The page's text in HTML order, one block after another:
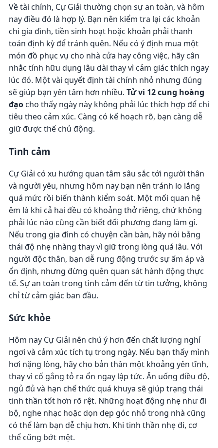
Về tài chính, Cự Giải thường chọn sự an toàn, và hôm
nay điều đó là hợp lý. Bạn nên kiểm tra lại các khoản
chi gia đình, tiền sinh hoạt hoặc khoản phải thanh
toán định kỳ để tránh quên. Nếu có ý định mua một
món đồ phục vụ cho nhà cửa hay công việc, hãy cân
nhắc tính hữu dụng lâu dài thay vì cảm giác thích ngay
lúc đó. Một vài quyết định tài chính nhỏ nhưng đúng
sẽ giúp bạn yên tâm hơn nhiều. Tử vi 12 cung hoàng
đạocho thấy ngày này không phải lúc thích hợp để chi
tiêu theo cảm xúc. Càng có kế hoạch rõ, bạn càng dễ
giữ được thế chủ động.
Tình cảm
Cự Giải có xu hướng quan tâm sâu sắc tới người thân
và người yêu, nhưng hôm nay bạn nên tránh lo lắng
quá mức rồi biến thành kiểm soát. Một mối quan hệ
êm là khi cả hai đều có khoảng thở riêng, chứ không
phải lúc nào cũng cần biết đối phương đang làm gì.
Nếu trong gia đình có chuyện cần bàn, hãy nói bằng
thái độ nhẹ nhàng thay vì giữ trong lòng quá lâu. Với
người độc thân, bạn dễ rung động trước sự ấm áp và
ổn định, nhưng đừng quên quan sát hành động thực
tế. Sự an toàn trong tình cảm đến từ tin tưởng, không
chỉ từ cảm giác ban đầu.
Sức khỏe
Hôm nay Cự Giải nên chú ý hơn đến chất lượng nghỉ
ngơi và cảm xúc tích tụ trong ngày. Nếu bạn thấy mình
hơi nặng lòng, hãy cho bản thân một khoảng yên tĩnh,
thay vì cố gắng tỏ ra ổn ngay lập tức. Ăn uống điều độ,
ngủ đủ và hạn chế thức quá khuya sẽ giúp trạng thái
tinh thần tốt hơn rõ rệt. Những hoạt động nhẹ như đi
bộ, nghe nhạc hoặc dọn dẹp góc nhỏ trong nhà cũng
có thể làm bạn dễ chịu hơn. Khi tinh thần nhẹ đi, cơ
thể cũng bớt mệt.